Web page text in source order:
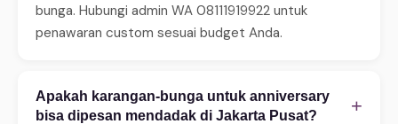
bunga. Hubungi admin WA 08111919922 untuk
penawaran custom sesuai budget Anda.
Apakah karangan-bunga untuk anniversary
bisa dipesan mendadak di Jakarta Pusat?
+